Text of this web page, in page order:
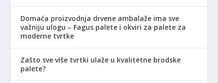
Domaća proizvodnja drvene ambalaže ima sve
važniju ulogu – Fagus palete i okviri za palete za
moderne tvrtke
Zašto sve više tvrtki ulaže u kvalitetne brodske
palete?